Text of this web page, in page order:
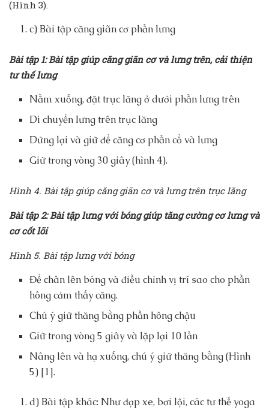
(Hình 3).
c) Bài tập căng giãn cơ phần lưng
Bài tập 1: Bài tập giúp căng giãn cơ và lưng trên, cải thiện
tư thế lưng
Nằm xuống, đặt trục lăng ở dưới phần lưng trên
Di chuyển lưng trên trục lăng
Dừng lại và giữ để căng cơ phần cổ và lưng
Giữ trong vòng 30 giây (hình 4).
Hình 4. Bài tập giúp căng giãn cơ và lưng trên trục lăng
Bài tập 2: Bài tập lưng với bóng giúp tăng cường cơ lưng và
cơ cốt lõi
Hình 5. Bài tập lưng với bóng
Để chân lên bóng và điều chỉnh vị trí sao cho phần
hông cảm thấy căng.
Chú ý giữ thăng bằng phần hông chậu
Giữ trong vòng 5 giây và lặp lại 10 lần
Nâng lên và hạ xuống, chú ý giữ thăng bằng (Hình
5) [1].
d) Bài tập khác: Như đạp xe, bơi lội, các tư thế yoga